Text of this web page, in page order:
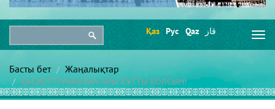
Қаз Рус Qaz قاز
Басты бет Жаңалықтар
ҚАСИЕТТІ РАМАЗАН АЙЫ ҚҰТТЫ БОЛСЫН!